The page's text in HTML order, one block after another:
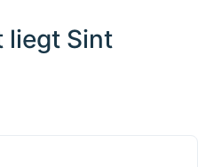
liegt Sint